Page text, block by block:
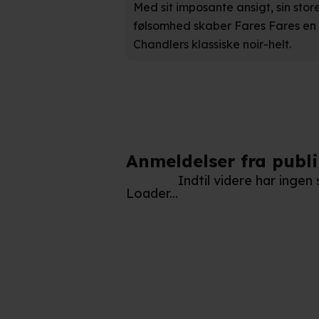
Identificere din enhed
Du kan altid trække dit
Vi bruger egne cookies og
funktionalitet, generere
Når vi anvender cookies,
læse mere om vores brug af
Med sit imposante ansigt, sin
følsomhed skaber Fares Fares
Chandlers klassiske noir-helt.
Anmeldelser fra
Loader...
Indtil videre har ingen